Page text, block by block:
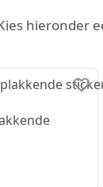
hieronder